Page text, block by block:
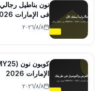
فى الإمارات 2026
٨‏/٨‏/٢٠٢٦
الإمارات 2026
٨‏/٨‏/٢٠٢٦